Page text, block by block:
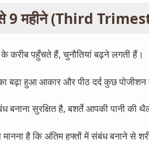
से 9 महीने (Third
पहुँचते हैं, चुनौतियां बढ़ने लगती हैं।
बढ़ा हुआ आकार और पीठ दर्द कुछ
बनाना सुरक्षित है, बशर्ते आपकी पानी की
मानना है कि अंतिम हफ्तों में संबंध बनाने से